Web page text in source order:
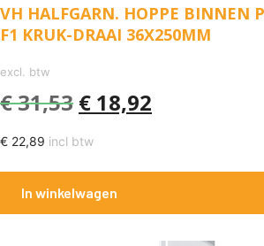
VH HALFGARN. HOPPE BINNEN
F1 KRUK-DRAAI 36X250MM
excl. btw
€31,53 € 18,92
€ 22,89 incl btw
In winkelwagen